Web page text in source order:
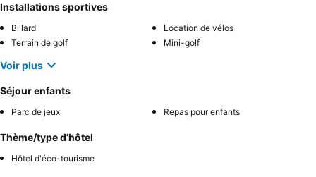
Installations sportives
Billard
Location de vélos
Terrain de golf
Mini-golf
Voir plus
Séjour enfants
Parc de jeux Repas pour enfants
Thème/type d’hôtel
Hôtel d'éco-tourisme